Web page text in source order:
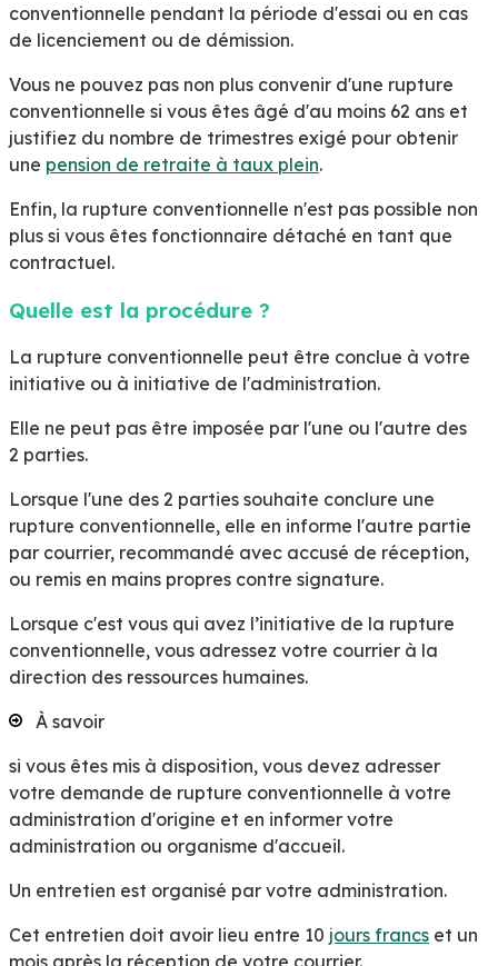
conventionnelle pendant la période d'essai ou en cas
de licenciement ou de démission.
Vous ne pouvez pas non plus convenir d'une rupture
conventionnelle si vous êtes âgé d'au moins 62 ans et
justifiez du nombre de trimestres exigé pour obtenir
une pension de retraite à taux plein.
Enfin, la rupture conventionnelle n'est pas possible non
plus si vous êtes fonctionnaire détaché en tant que
contractuel.
Quelle est la procédure ?
La rupture conventionnelle peut être conclue à votre
initiative ou à initiative de l'administration.
Elle ne peut pas être imposée par l'une ou l'autre des
2 parties.
Lorsque l'une des 2 parties souhaite conclure une
rupture conventionnelle, elle en informe l'autre partie
par courrier, recommandé avec accusé de réception,
ou remis en mains propres contre signature.
Lorsque c'est vous qui avez l’initiative de la rupture
conventionnelle, vous adressez votre courrier à la
direction des ressources humaines.
À savoir
si vous êtes mis à disposition, vous devez adresser
votre demande de rupture conventionnelle à votre
administration d'origine et en informer votre
administration ou organisme d'accueil.
Un entretien est organisé par votre administration.
Cet entretien doit avoir lieu entre 10 jours francs et un